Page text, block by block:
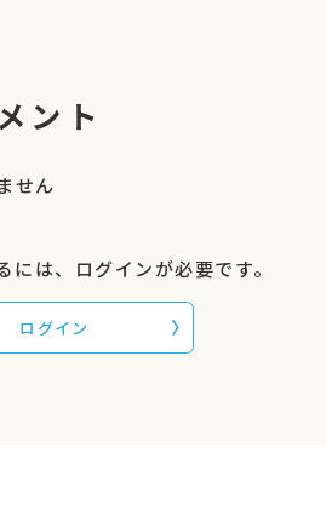
しかない自分には「それで
いの？」という声で、グラ
からなくなり、自分の気持ち
々が続きました。
修士号」（Adler University
東京大学大学院教育学研究科
、福祉系専門学校の心理学講
任。 1995年阪神淡路大震災で
亡くしたことを機に、一念発
渡米。アメリカでは、小学校
ント
せん
には、ログインが必要です。
ログイン